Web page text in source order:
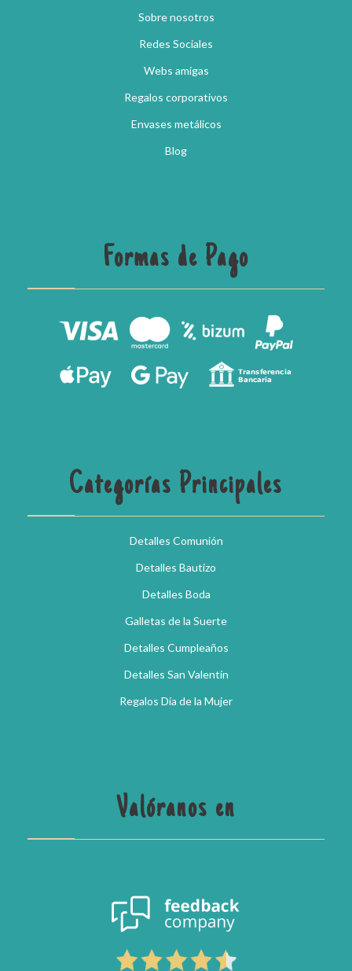
Sobre nosotros
Redes Sociales
Webs amigas
Regalos corporativos
Envases metálicos
Blog
Formas de Pago
Categorías Principales
Detalles Comunión
Detalles Bautizo
Detalles Boda
Galletas de la Suerte
Detalles Cumpleaños
Detalles San Valentín
Regalos Día de la Mujer
Valóranos en